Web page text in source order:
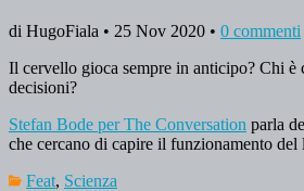
di HugoFiala • 25 Nov 2020 • 0 commenti
Il cervello gioca sempre in anticipo? Chi è
decisioni?
Stefan Bode per The Conversation parla
che cercano di capire il funzionamento del
Feat, Scienza